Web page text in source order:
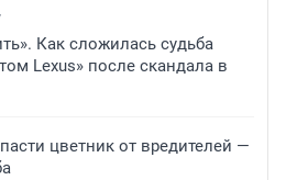
Как сложилась судьба
Lexus» после скандала в
цветник от вредителей —